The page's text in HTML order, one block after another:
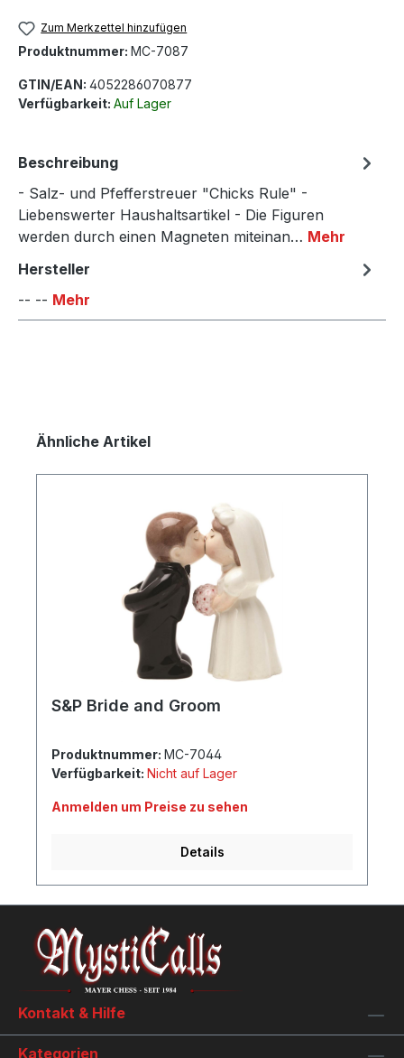
Zum Merkzettel hinzufügen
Produktnummer: MC-7087
GTIN/EAN: 4052286070877
Verfügbarkeit: Auf Lager
Beschreibung
- Salz- und Pfefferstreuer "Chicks Rule" -
Liebenswerter Haushaltsartikel - Die Figuren
werden durch einen Magneten miteinan… Mehr
Hersteller
-- -- Mehr
Produktgalerie überspringen
Ähnliche Artikel
S&P Bride and Groom
Produktnummer: MC-7044
Verfügbarkeit: Nicht auf Lager
Anmelden um Preise zu sehen
Details
Kontakt & Hilfe
Kategorien